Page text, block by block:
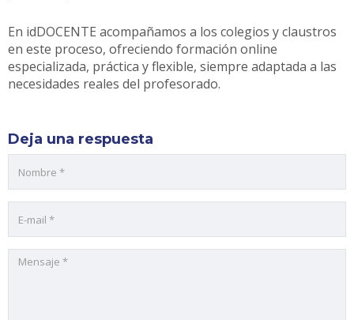
En idDOCENTE acompañamos a los colegios y claustros
en este proceso, ofreciendo formación online
especializada, práctica y flexible, siempre adaptada a las
necesidades reales del profesorado.
Deja una respuesta